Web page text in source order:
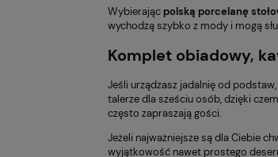
Wybierając polską porcelanę
wychodzą szybko z mody i mogą
Komplet obiadowy,
Jeśli urządzasz jadalnię od
talerze dla sześciu osób, dzięki
często zapraszają gości.
Jeżeli najważniejsze są dla Ciebie
wyjątkowość nawet prostego